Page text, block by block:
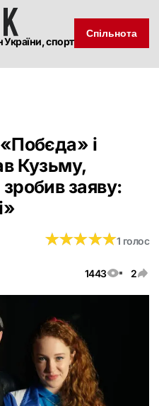
України, спорт
Спільнота
і
Кузьму,
заяву:
1443 2
★★★★★
★★★★★1 голос